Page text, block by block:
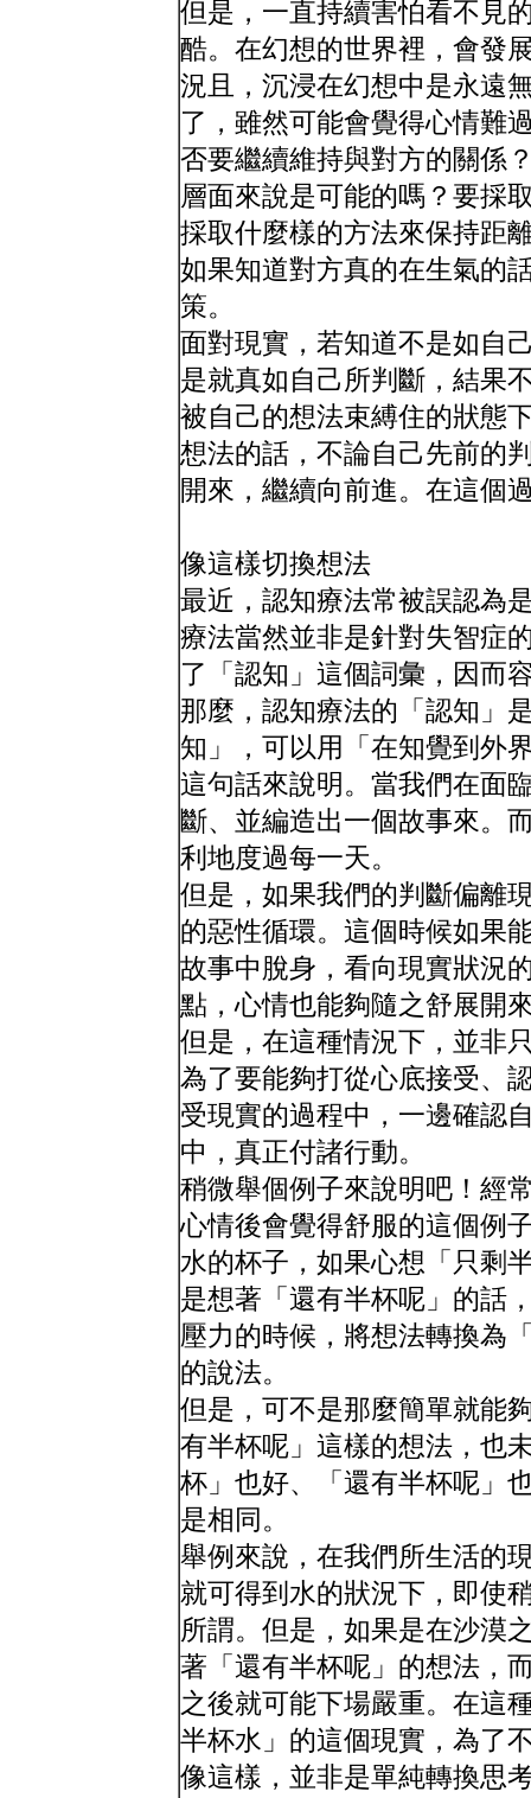
但是，一直持續害怕看不見
酷。在幻想的世界裡，會發
況且，沉浸在幻想中是永遠
了，雖然可能會覺得心情難
否要繼續維持與對方的關係
層面來說是可能的嗎？要採
採取什麼樣的方法來保持距
如果知道對方真的在生氣的
策。
面對現實，若知道不是如自
是就真如自己所判斷，結果
被自己的想法束縛住的狀態
想法的話，不論自己先前的
開來，繼續向前進。在這個
像這樣切換想法
最近，認知療法常被誤認為
療法當然並非是針對失智症
了「認知」這個詞彙，因而
那麼，認知療法的「認知」
知」，可以用「在知覺到外
這句話來說明。當我們在面
斷、並編造出一個故事來。
利地度過每一天。
但是，如果我們的判斷偏離
的惡性循環。這個時候如果
故事中脫身，看向現實狀況
點，心情也能夠隨之舒展開
但是，在這種情況下，並非
為了要能夠打從心底接受、
受現實的過程中，一邊確認
中，真正付諸行動。
稍微舉個例子來說明吧！經
心情後會覺得舒服的這個例
水的杯子，如果心想「只剩
是想著「還有半杯呢」的話
壓力的時候，將想法轉換為
的說法。
但是，可不是那麼簡單就能
有半杯呢」這樣的想法，也
杯」也好、「還有半杯呢」
是相同。
舉例來說，在我們所生活的
就可得到水的狀況下，即使
所謂。但是，如果是在沙漠
著「還有半杯呢」的想法，
之後就可能下場嚴重。在這
半杯水」的這個現實，為了
像這樣，並非是單純轉換思